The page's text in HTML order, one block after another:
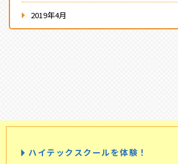
2019年4月
ハイテックスクールを体験！